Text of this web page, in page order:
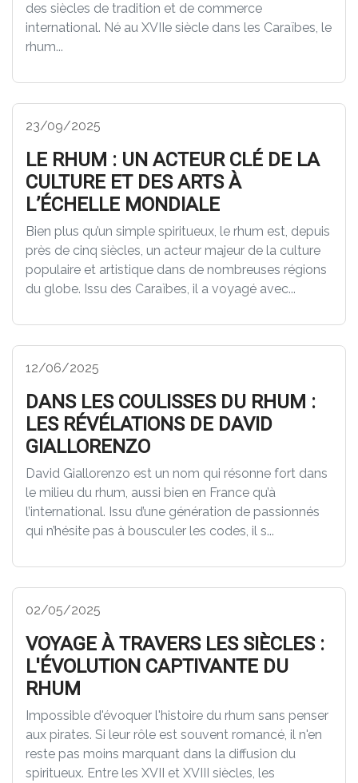
des siècles de tradition et de commerce
international. Né au XVIIe siècle dans les Caraïbes, le
rhum...
23/09/2025
LE RHUM : UN ACTEUR CLÉ DE LA
CULTURE ET DES ARTS À
L’ÉCHELLE MONDIALE
Bien plus qu’un simple spiritueux, le rhum est, depuis
près de cinq siècles, un acteur majeur de la culture
populaire et artistique dans de nombreuses régions
du globe. Issu des Caraïbes, il a voyagé avec...
12/06/2025
DANS LES COULISSES DU RHUM :
LES RÉVÉLATIONS DE DAVID
GIALLORENZO
David Giallorenzo est un nom qui résonne fort dans
le milieu du rhum, aussi bien en France qu’à
l’international. Issu d’une génération de passionnés
qui n’hésite pas à bousculer les codes, il s...
02/05/2025
VOYAGE À TRAVERS LES SIÈCLES :
L'ÉVOLUTION CAPTIVANTE DU
RHUM
Impossible d'évoquer l'histoire du rhum sans penser
aux pirates. Si leur rôle est souvent romancé, il n'en
reste pas moins marquant dans la diffusion du
spiritueux. Entre les XVII et XVIII siècles, les